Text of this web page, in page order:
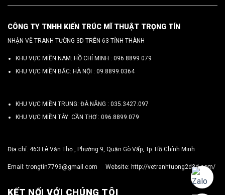
CÔNG TY TNHH KIẾN TRÚC MĨ THUẬT TRỌNG TÍN
NHẬN VẼ TRANH TƯỜNG 3D TRÊN 63 TỈNH THÀNH
KHU VỰC MIỀN NAM: HỒ CHÍ MINH : 096 8899 079
KHU VỰC MIỀN BẮC: HÀ NỘI : 09.8899.0364
KHU VỰC MIỀN TRUNG: ĐÀ NẴNG : 035.3427.097
KHU VỰC MIỀN TÂY: CẦN THƠ : 096.8899.079
Địa chỉ: 463 Lê Văn Thọ , Phường 9, Quận Gò Vấp, Tp. Hồ Chính Minh
Email:trongtin7799@gmail.com Website: http://vetranhtuong2d3d.com/
KẾT NỐI VỚI CHÚNG TÔI